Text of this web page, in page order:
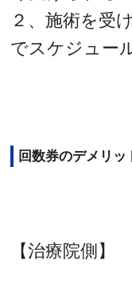
２、施術を受
でスケジュー
回数券のデメリッ
【治療院側】